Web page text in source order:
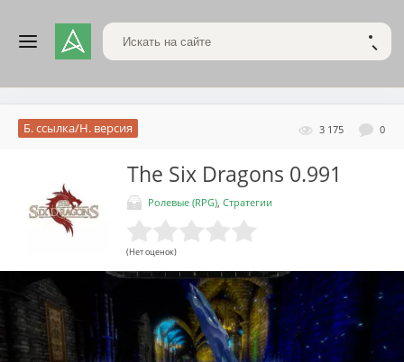
Поиск по сайту
3 175 0
Б. ссылка/Н. версия
The Six Dragons 0.991
Ролевые (RPG) Стратегии
(Нет оценок)